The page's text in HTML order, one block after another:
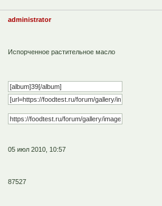
administrator
Испорченное растительное масло
05 июл 2010, 10:57
87527